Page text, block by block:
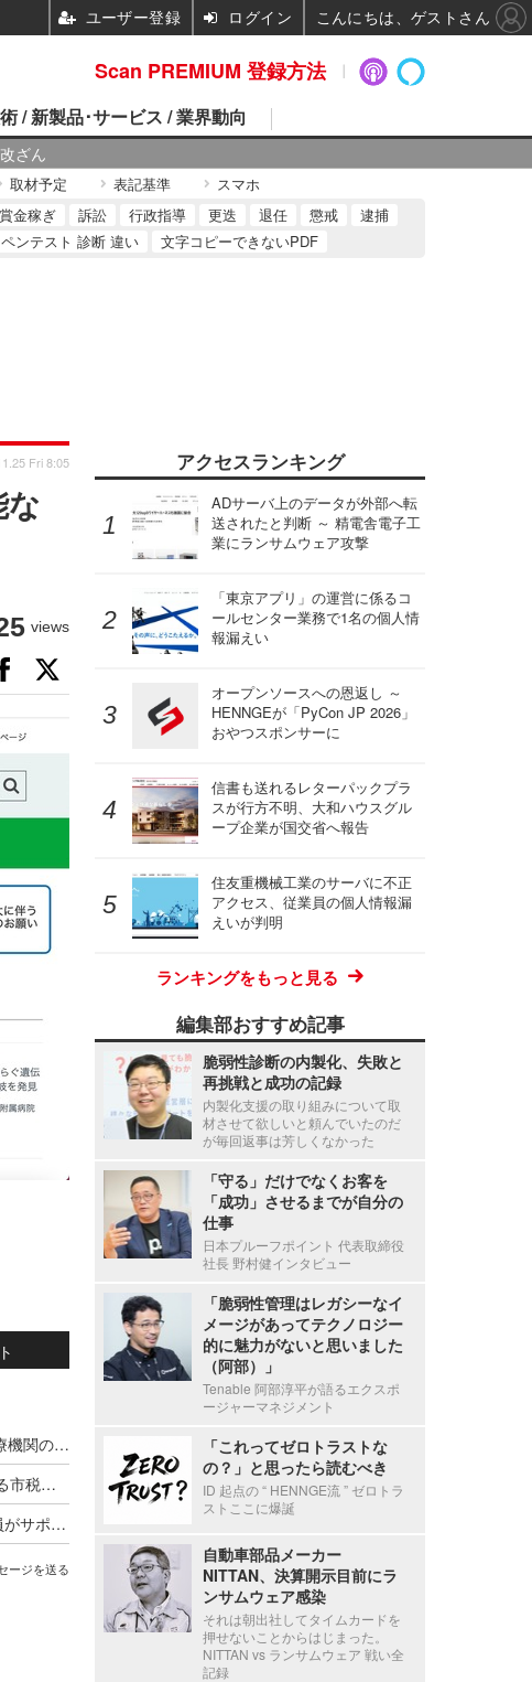
ざん
/ 新製品･サービス / 業界動向
取材予定 表記基準 スマホ
賞金稼ぎ 訴訟 行政指導 更迭 退任 懲戒
逮捕
ペンテスト 診断 違い 文字コピーできないPDF
Fri 8:05
views
宇都宮病院職員の患者情報利用による別医療機関のダイレクトメール郵送、調査の結果 直接的金銭的利益の受領が無いことを確認
停職1ヶ月 ～ 市職員が飲食店関係者に関する市税等の情報を口外
海外貨物検査と契約する有機JAS認証審査員がサポート詐欺被害
ージを送る
アクセスランキング
ADサーバ上のデータが外部へ転
送されたと判断 ～ 精電舎電子工
業にランサムウェア攻撃
「東京アプリ」の運営に係るコ
ールセンター業務で1名の個人情
報漏えい
オープンソースへの恩返し ～
HENNGEが「PyCon JP 2026」
おやつスポンサーに
信書も送れるレターパックプラ
スが行方不明、大和ハウスグル
ープ企業が国交省へ報告
住友重機械工業のサーバに不正
アクセス、従業員の個人情報漏
えいが判明
ランキングをもっと見る
編集部おすすめ記事
脆弱性診断の内製化、失敗と
再挑戦と成功の記録
内製化支援の取り組みについて取
材させて欲しいと頼んでいたのだ
が毎回返事は芳しくなかった
「守る」だけでなくお客を
「成功」させるまでが自分の
仕事
日本プルーフポイント 代表取締役
社長 野村健インタビュー
「脆弱性管理はレガシーなイ
メージがあってテクノロジー
的に魅力がないと思いました
（阿部）」
Tenable 阿部淳平が語るエクスポ
ージャーマネジメント
「これってゼロトラストな
の？」と思ったら読むべき
ID 起点の “ HENNGE流 ” ゼロトラ
ストここに爆誕
自動車部品メーカー
NITTAN、決算開示目前にラ
ンサムウェア感染
それは朝出社してタイムカードを
押せないことからはじまった。
NITTAN vs ランサムウェア 戦い全
記録
Scan PREMIUM 登録方法
ユーザー登録 ログイン こんにちは、ゲストさん